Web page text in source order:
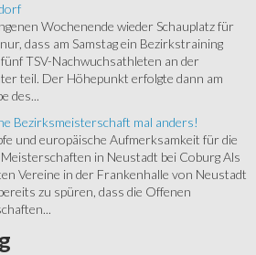
Wochenende wieder Schauplatz für
dass am Samstag ein Bezirkstraining
TSV-Nachwuchsathleten an der
teil. Der Höhepunkt erfolgte dann am
des...
Bezirksmeisterschaft mal anders!
und europäische Aufmerksamkeit für die
in Neustadt bei Coburg Als
Vereine in der Frankenhalle von Neustadt
zu spüren, dass die Offenen